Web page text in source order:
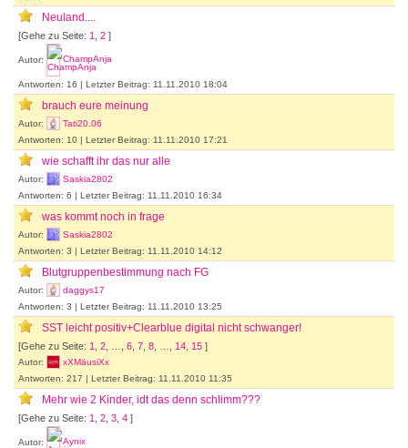
Neuland....
[Gehe zu Seite: 1 2 ]
Autor: ChampAnja
Antworten: 16 | Letzter Beitrag: 11.11.2010 18:04
brauch eure meinung
Autor:
Tati20.06
Antworten: 10 | Letzter Beitrag: 11.11.2010 17:21
wie schafft ihr das nur alle
Autor:
Saskia2802
Antworten: 6 | Letzter Beitrag: 11.11.2010 16:34
was kommt noch in frage
Autor:
Saskia2802
Antworten: 3 | Letzter Beitrag: 11.11.2010 14:12
Blutgruppenbestimmung nach FG
Autor:
daggys17
Antworten: 3 | Letzter Beitrag: 11.11.2010 13:25
SST leicht positiv+Clearblue digital nicht schwanger!
[Gehe zu Seite: 1 2 6 7 8 14 15 ]
Autor:
xXMäusiXx
Antworten: 217 | Letzter Beitrag: 11.11.2010 11:35
Mehr wie 2 Kinder, idt das denn schlimm???
[Gehe zu Seite: 1 2 3 4 ]
Autor: Aynix